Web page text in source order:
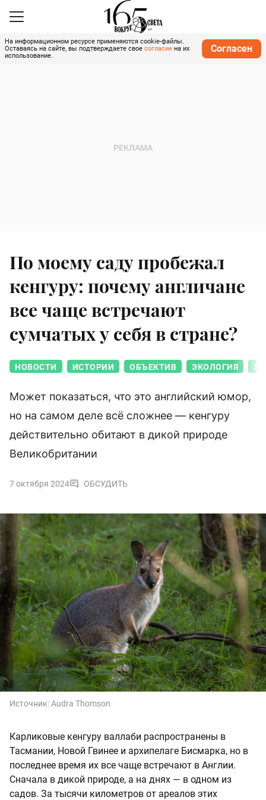
На информационном ресурсе применяются cookie-файлы.
Оставаясь на сайте, вы подтверждаете свое согласие на их
использование.
Согласен
По моему саду пробежал
кенгуру: почему англичане
все чаще встречают
сумчатых у себя в стране?
НОВОСТИ ИСТОРИИ ОБЪЕКТИВ ЭКОЛОГИЯ
Может показаться, что это английский юмор,
но на самом деле всё сложнее — кенгуру
действительно обитают в дикой природе
Великобритании
7 октября 2024 ОБСУДИТЬ
Источник:Audra Thomson
Карликовые кенгуру валлаби распространены в
Тасмании, Новой Гвинее и архипелаге Бисмарка, но в
последнее время их все чаще встречают в Англии.
Сначала в дикой природе, а на днях — в одном из
садов. За тысячи километров от ареалов этих